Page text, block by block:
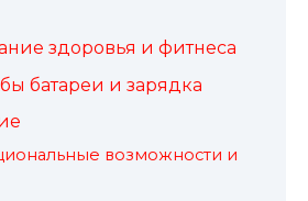
здоровья и фитнеса
батареи и зарядка
возможности и